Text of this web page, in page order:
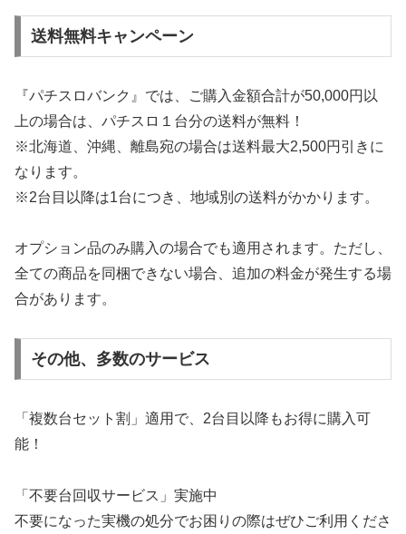
送料無料キャンペーン
『パチスロバンク』では、ご購入金額合計が50,000円以
上の場合は、パチスロ１台分の送料が無料！
※北海道、沖縄、離島宛の場合は送料最大2,500円引きに
なります。
※2台目以降は1台につき、地域別の送料がかかります。
オプション品のみ購入の場合でも適用されます。ただし、
全ての商品を同梱できない場合、追加の料金が発生する場
合があります。
その他、多数のサービス
「複数台セット割」適用で、2台目以降もお得に購入可
能！
「不要台回収サービス」実施中
不要になった実機の処分でお困りの際はぜひご利用くださ